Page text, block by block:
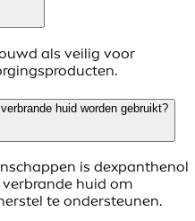
als veilig voor
huid worden gebruikt?
is dexpanthenol
huid om
te ondersteunen.